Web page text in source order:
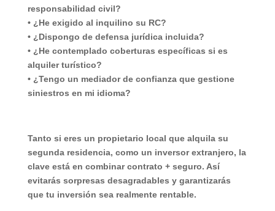
responsabilidad civil?
• ¿He exigido al inquilino su RC?
• ¿Dispongo de defensa jurídica incluida?
• ¿He contemplado coberturas específicas si es
alquiler turístico?
• ¿Tengo un mediador de confianza que gestione
siniestros en mi idioma?
Tanto si eres un propietario local que alquila su
segunda residencia, como un inversor extranjero, la
clave está en combinar contrato + seguro. Así
evitarás sorpresas desagradables y garantizarás
que tu inversión sea realmente rentable.